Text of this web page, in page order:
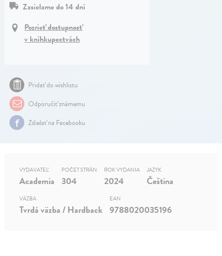
Zasielame do 14 dní
Pozrieť dostupnosť
v kníhkupectvách
Pridať do wishlistu
Odporučiť známemu
Zdielať na Facebooku
VYDAVATEĽ
Academia
POČET STRÁN
304
ROK VYDANIA
2024
JAZYK
Čeština
VÄZBA
Tvrdá väzba / Hardback
EAN
9788020035196